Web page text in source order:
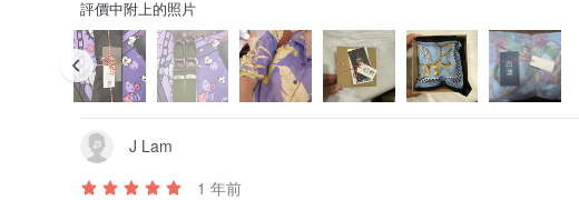
評價中附上的照片
J Lam
1 年前